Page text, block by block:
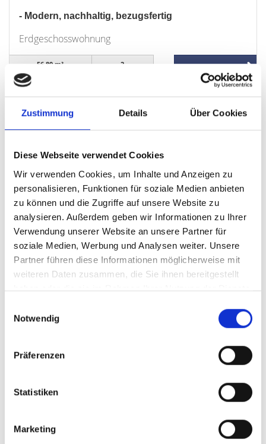
Zustimmung Details Über Cookies
Diese Webseite verwendet Cookies
Wir verwenden Cookies, um Inhalte und Anzeigen zu
personalisieren, Funktionen für soziale Medien anbieten
zu können und die Zugriffe auf unsere Website zu
analysieren. Außerdem geben wir Informationen zu Ihrer
Verwendung unserer Website an unsere Partner für
soziale Medien, Werbung und Analysen weiter. Unsere
Partner führen diese Informationen möglicherweise mit
weiteren Daten zusammen, die Sie ihnen bereitgestellt
haben oder die sie im Rahmen Ihrer Nutzung der Dienste
Notwendig
Präferenzen
Statistiken
Marketing
- Modern, nachhaltig, bezugsfertig
Erdgeschosswohnung
56,80 m²
WOHNFLÄCHE
2
Planegg München / Trudering Garching Gilching Krailling
Schwarzenbruck
Cadolzburg
Landsberied Burgthann
Illesheim
Höhenkirchen-Siegertsbrunn
Freystadt
Erlangen
Gräfelfing Germering Oberding München Ammerndorf
Ingolstadt Sauerlach / Grafing Fürth
München / Milbertshofen-Am Hart München-Lerchenau
Mühlhausen Immobilienverkauf München
Gewerbeimmobilien
Immobilie
Eigentumswohnungen
Grundstücke
Wohnungen